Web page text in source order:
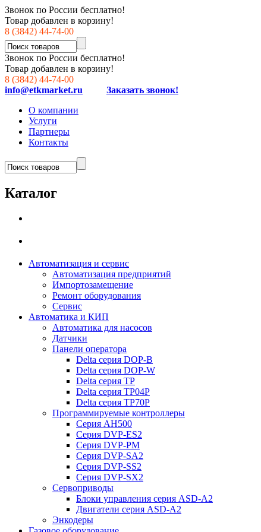
Звонок по России бесплатно!
Товар добавлен в корзину!
8 (3842) 44-74-00
Звонок по России бесплатно!
Товар добавлен в корзину!
8 (3842) 44-74-00
info@etkmarket.ru
Заказать звонок!
О компании
Услуги
Партнеры
Контакты
Каталог
Автоматизация и сервис
Автоматизация предприятий
Импортозамещение
Ремонт оборудования
Сервис
Автоматика и КИП
Автоматика для насосов
Датчики
Панели оператора
Delta серия DOP-B
Delta серия DOP-W
Delta серия TP
Delta серия TP04P
Delta серия TP70P
Программируемые контроллеры
Серия AH500
Серия DVP-ES2
Серия DVP-PM
Серия DVP-SA2
Серия DVP-SS2
Серия DVP-SX2
Сервоприводы
Блоки управления серия ASD-A2
Двигатели серия ASD-A2
Энкодеры